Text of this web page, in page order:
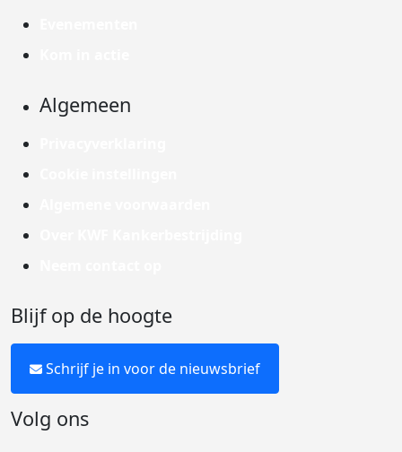
Algemeen
Blijf op de hoogte
Schrijf je in voor de nieuwsbrief
Volg ons